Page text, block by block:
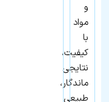
و
مواد
با
کیفیت،
نتایجی
ماندگار،
طبیعی